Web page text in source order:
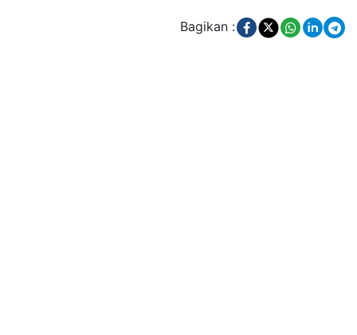
Bagikan :